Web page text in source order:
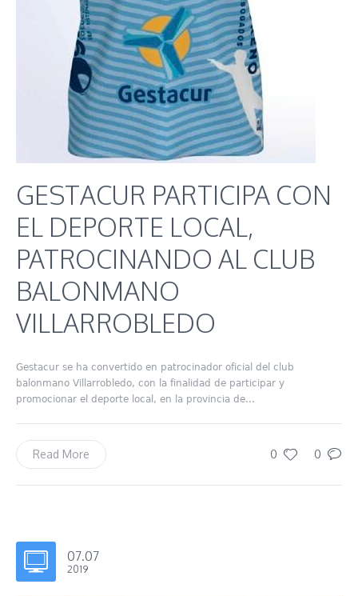
GESTACUR PARTICIPA CON
EL DEPORTE LOCAL,
PATROCINANDO AL CLUB
BALONMANO
VILLARROBLEDO
Gestacur se ha convertido en patrocinador oficial del club
balonmano Villarrobledo, con la finalidad de participar y
promocionar el deporte local, en la provincia de...
0 0
Read More
07.07
2019